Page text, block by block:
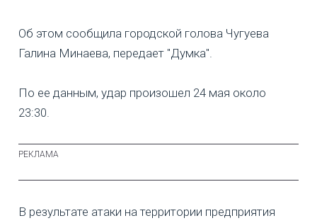
Об этом сообщила городской голова Чугуева
Галина Минаева, передает "Думка".
По ее данным, удар произошел 24 мая около
23:30.
В результате атаки на территории предприятия